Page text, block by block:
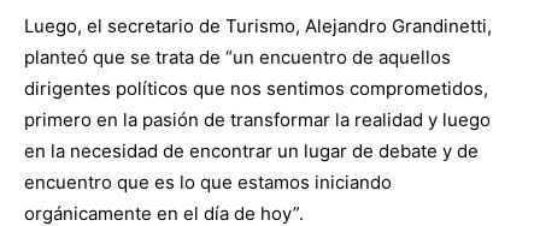
Luego, el secretario de Turismo, Alejandro Grandinetti,
planteó que se trata de “un encuentro de aquellos
dirigentes políticos que nos sentimos comprometidos,
primero en la pasión de transformar la realidad y luego
en la necesidad de encontrar un lugar de debate y de
encuentro que es lo que estamos iniciando
orgánicamente en el día de hoy”.